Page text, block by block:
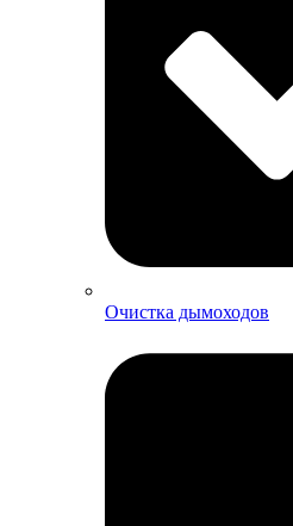
Очистка дымоходов